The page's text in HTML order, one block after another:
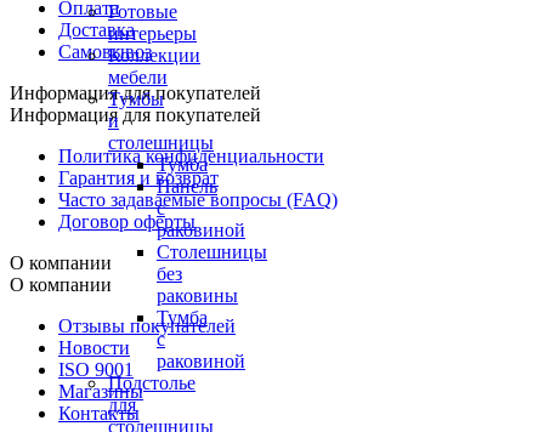
Готовые
интерьеры
Коллекции
мебели
Тумбы
и
столешницы
Тумба
Панель
с
раковиной
Столешницы
без
раковины
Тумба
с
раковиной
Подстолье
для
столешницы
Оплата
Доставка
Самовывоз
Информация для покупателей
Информация для покупателей
Политика конфиденциальности
Гарантия и возврат
Часто задаваемые вопросы (FAQ)
Договор оферты
О компании
О компании
Отзывы покупателей
Новости
ISO 9001
Магазины
Контакты